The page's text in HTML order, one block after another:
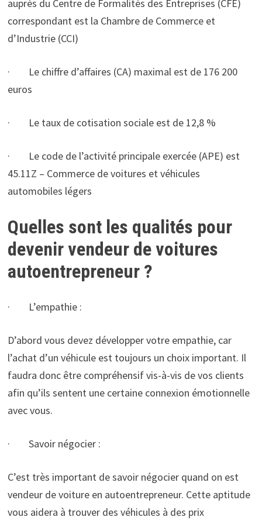
auprès du Centre de Formalités des Entreprises (CFE)
correspondant est la Chambre de Commerce et
d’Industrie (CCI)
· Le chiffre d’affaires (CA) maximal est de 176 200
euros
· Le taux de cotisation sociale est de 12,8 %
· Le code de l’activité principale exercée (APE) est
45.11Z – Commerce de voitures et véhicules
automobiles légers
Quelles sont les qualités pour
devenir vendeur de voitures
autoentrepreneur ?
· L’empathie :
D’abord vous devez développer votre empathie, car
l’achat d’un véhicule est toujours un choix important. Il
faudra donc être compréhensif vis-à-vis de vos clients
afin qu’ils sentent une certaine connexion émotionnelle
avec vous.
· Savoir négocier :
C’est très important de savoir négocier quand on est
vendeur de voiture en autoentrepreneur. Cette aptitude
vous aidera à trouver des véhicules à des prix